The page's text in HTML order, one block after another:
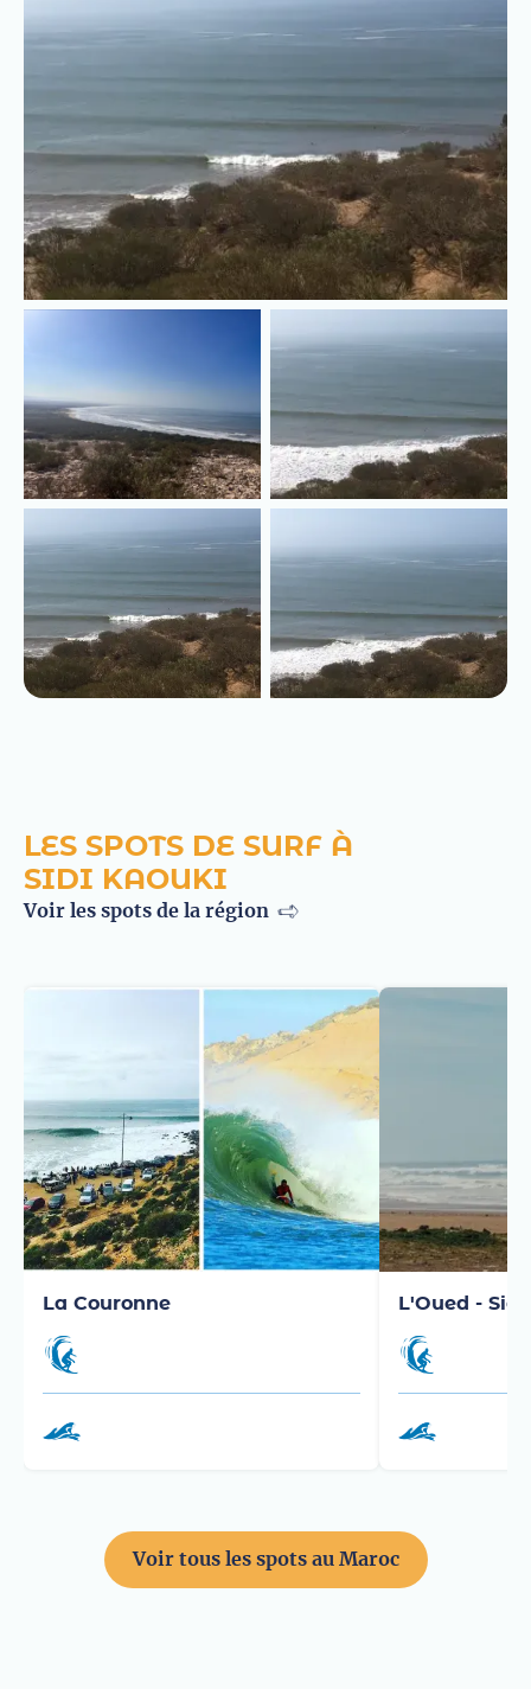
LES SPOTS DE SURF À
SIDI KAOUKI
Voir les spots de la région
La Couronne L'Oued -
Voir tous les spots au Maroc